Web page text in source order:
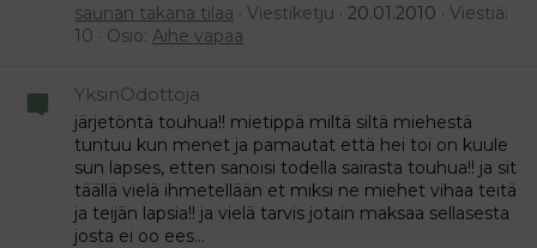
saunan takana tilaa
Viestiketju 20.01.2010
Viestiä:
10
Osio: Aihe vapaa
YksinOdottoja
järjetöntä touhua!! mietippä miltä siltä miehestä
tuntuu kun menet ja pamautat että hei toi on kuule
sun lapses, etten sanoisi todella sairasta touhua!! ja sit
täällä vielä ihmetellään et miksi ne miehet vihaa teitä
ja teijän lapsia!! ja vielä tarvis jotain maksaa sellasesta
josta ei oo ees...